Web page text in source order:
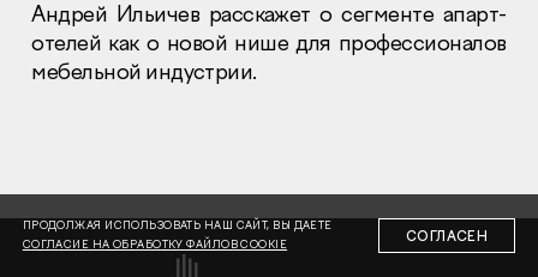
Глaвный oфиc
+7 (495) 502 95 59
Отдел продаж
© 2001-2026 Компания «Пионер»
Андрей Ильичев расскажет о сегменте апарт-
отелей как о новой нише для профессионалов
мебельной индустрии.
ПРОДОЛЖАЯ ИСПОЛЬЗОВАТЬ НАШ САЙТ, ВЫ ДАЕТЕ
СОГЛАСИЕ НА ОБРАБОТКУ ФАЙЛОВ COOKIE
СОГЛАСЕН